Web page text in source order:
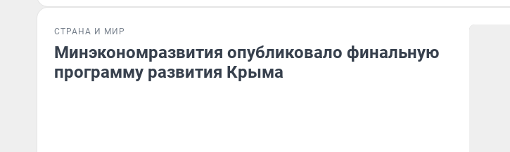
СТРАНА И МИР
Минэкономразвития опубликовало финальную
программу развития Крыма